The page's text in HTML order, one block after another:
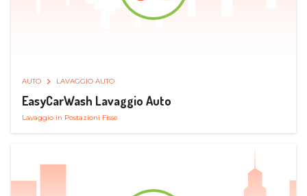
AUTO LAVAGGIO AUTO
EasyCarWash Lavaggio Auto
Lavaggio in Postazioni Fisse